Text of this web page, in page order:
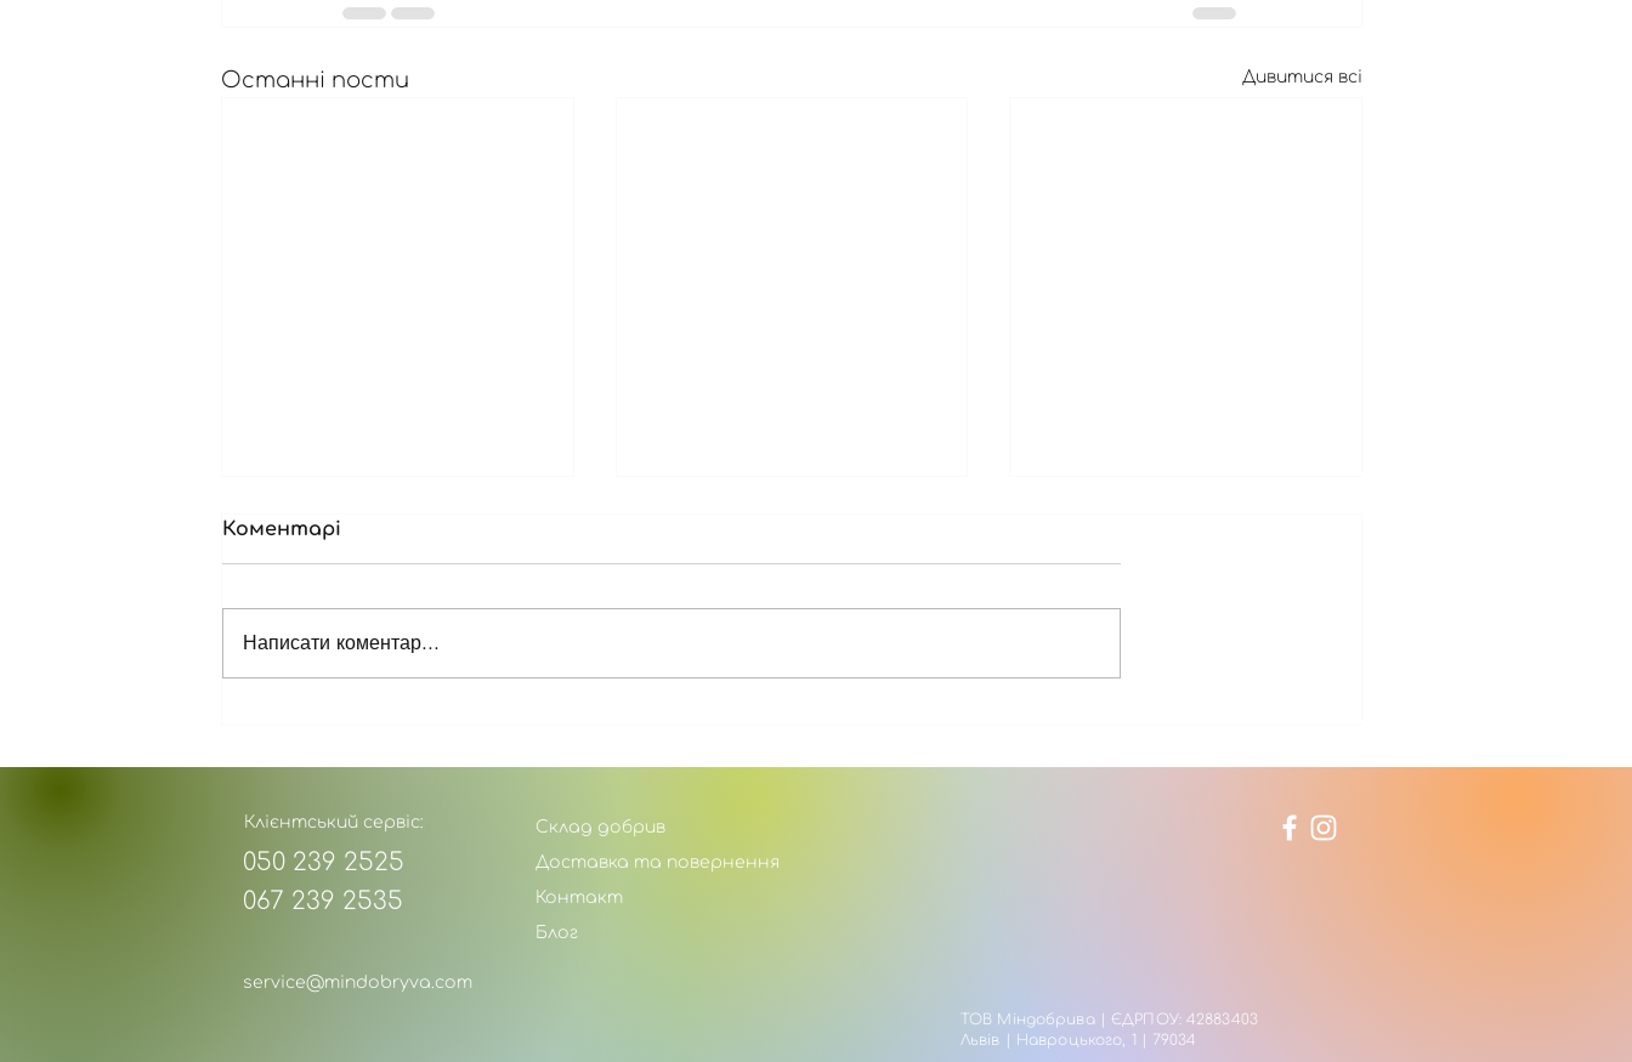
Останні пости Дивитися всі
рішення для
сільськогосподарських
практичне значення
Коментарі
Написати коментар...
Клієнтський сервіс:
050 239 2525
067 239 2535
Склад добрив
Доставка та повернення
Контакт
Блог
service@mindobryva.com
ТОВ Міндобрива | ЄДРПОУ: 42883403
Львів | Навроцького, 1 | 79034